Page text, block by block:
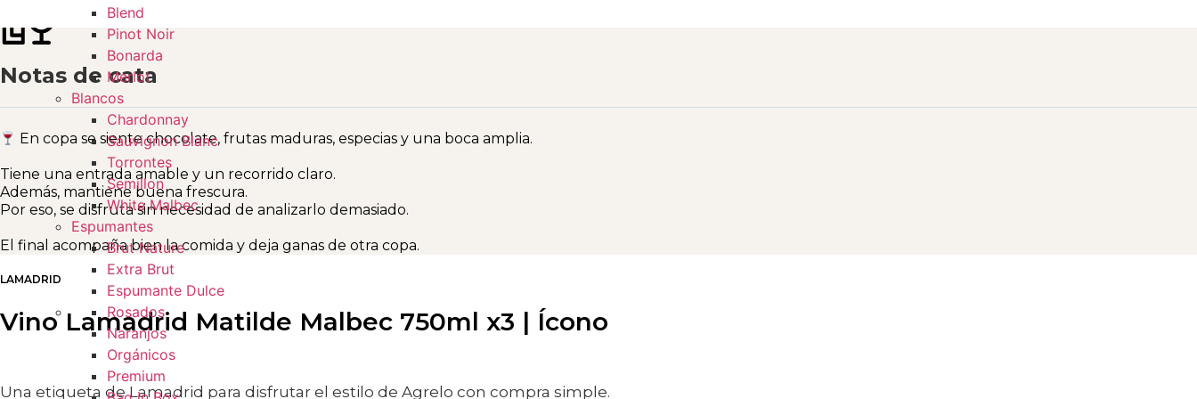
Blend
Pinot Noir
Bonarda
Merlot
Blancos
Chardonnay
Sauvignon Blanc
Torrontes
Semillon
White Malbec
Espumantes
Brut Nature
Extra Brut
Espumante Dulce
Rosados
Naranjos
Orgánicos
Premium
Notas de cata
En copa se siente chocolate, frutas maduras, especias y una boca amplia.
Tiene una entrada amable y un recorrido claro.
Además, mantiene buena frescura.
Por eso, se disfruta sin necesidad de analizarlo demasiado.
El final acompaña bien la comida y deja ganas de otra copa.
LAMADRID
Vino Lamadrid Matilde Malbec 750ml x3 | Ícono
Una etiqueta de Lamadrid para disfrutar el estilo de Agrelo con compra simple.